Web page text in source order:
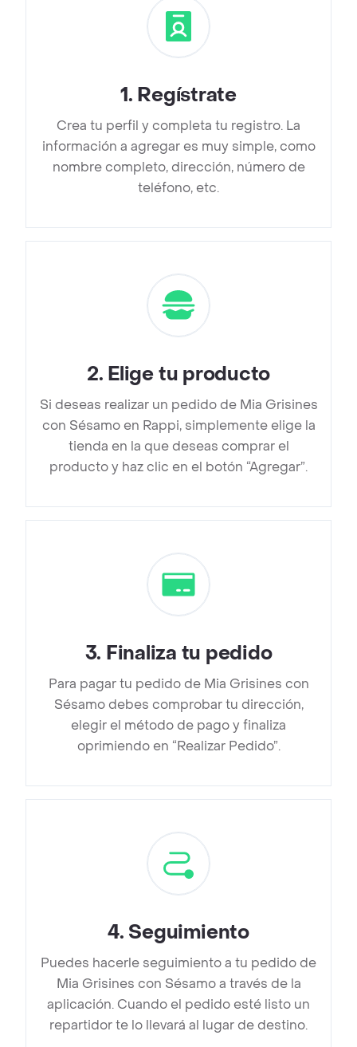
1. Regístrate
Crea tu perfil y completa tu registro. La
información a agregar es muy simple, como
nombre completo, dirección, número de
teléfono, etc.
2. Elige tu producto
Si deseas realizar un pedido de Mia Grisines
con Sésamo en Rappi, simplemente elige la
tienda en la que deseas comprar el
producto y haz clic en el botón “Agregar”.
3. Finaliza tu pedido
Para pagar tu pedido de Mia Grisines con
Sésamo debes comprobar tu dirección,
elegir el método de pago y finaliza
oprimiendo en “Realizar Pedido”.
4. Seguimiento
Puedes hacerle seguimiento a tu pedido de
Mia Grisines con Sésamo a través de la
aplicación. Cuando el pedido esté listo un
repartidor te lo llevará al lugar de destino.